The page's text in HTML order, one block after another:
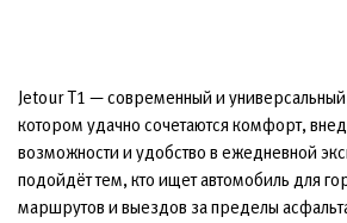
Jetour T1 — современный и
котором удачно сочетаются комфорт,
возможности и удобство в ежедневной
подойдёт тем, кто ищет автомобиль для
маршрутов и выездов за пределы